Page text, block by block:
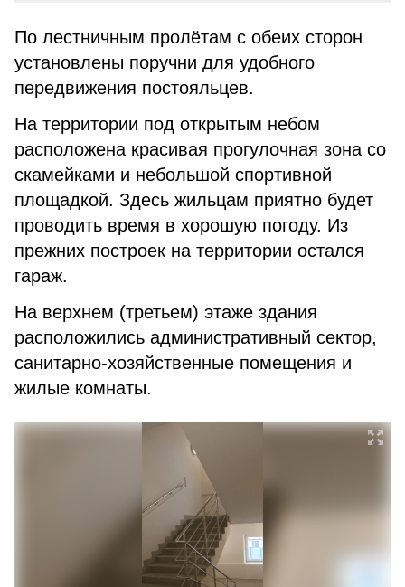
По лестничным пролётам с обеих сторон
установлены поручни для удобного
передвижения постояльцев.
На территории под открытым небом
расположена красивая прогулочная зона со
скамейками и небольшой спортивной
площадкой. Здесь жильцам приятно будет
проводить время в хорошую погоду. Из
прежних построек на территории остался
гараж.
На верхнем (третьем) этаже здания
расположились административный сектор,
санитарно-хозяйственные помещения и
жилые комнаты.